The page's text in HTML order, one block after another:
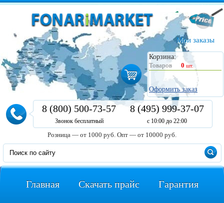
Мои заказы
Корзина:
Товаров
0 шт.
Оформить заказ
8 (800) 500-73-57
Звонок бесплатный
8 (495) 999-37-07
с 10:00 до 22:00
Розница — от 1000 руб. Опт — от 10000 руб.
Главная Скачать прайс Гарантия